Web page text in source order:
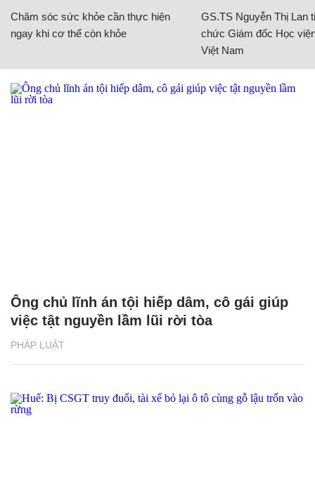
Chăm sóc sức khỏe cần thực hiện
ngay khi cơ thể còn khỏe
GS.TS Nguyễn Thị Lan
chức Giám đốc Học
Việt Nam
PHÁP LUẬT
Ông chủ lĩnh án tội hiếp dâm, cô gái giúp
việc tật nguyền lầm lũi rời tòa